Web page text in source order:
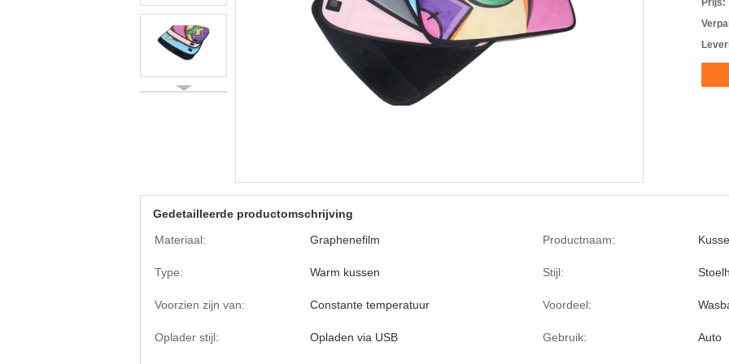
Prijs:
Gedetailleerde productomschrijving
Materiaal:
Graphenefilm Productnaam:
Type: Warm kussen Stijl:
Voorzien zijn van: Constante temperatuur Voordeel:
Oplader stijl: Opladen via USB Gebruik: Auto